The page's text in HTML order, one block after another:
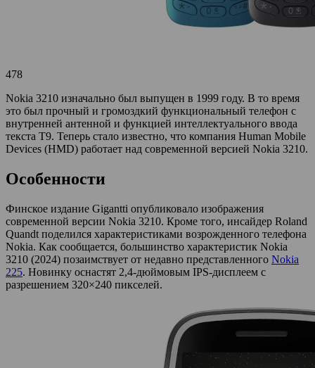
478
Nokia 3210 изначально был выпущен в 1999 году. В то время
это был прочный и громоздкий функциональный телефон с
внутренней антенной и функцией интеллектуального ввода
текста T9. Теперь стало известно, что компания Human Mobile
Devices (HMD) работает над современной версией Nokia 3210.
Особенности
Финское издание Gigantti опубликовало изображения
современной версии Nokia 3210. Кроме того, инсайдер Roland
Quandt поделился характеристиками возрожденного телефона
Nokia. Как сообщается, большинство характеристик Nokia
3210 (2024) позаимствует от недавно представленного Nokia
225. Новинку оснастят 2,4-дюймовым IPS-дисплеем с
разрешением 320×240 пикселей.